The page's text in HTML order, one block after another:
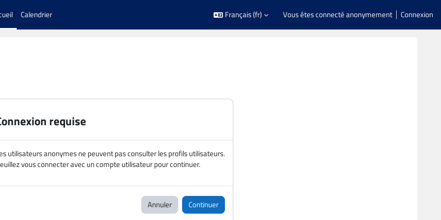
Calendrier Français ‎(fr)‎ Vous êtes connecté anonymement Connexion
requise
utilisateurs anonymes ne peuvent pas consulter les profils utilisateurs.
vous connecter avec un compte utilisateur pour continuer.
Annuler Continuer